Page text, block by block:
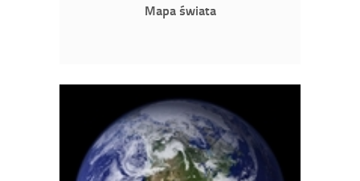
Mapa świata